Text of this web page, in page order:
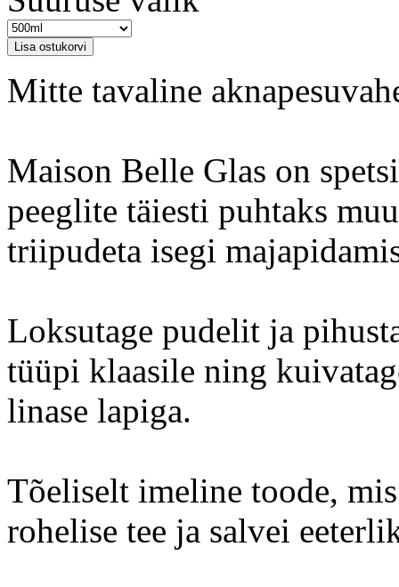
Mitte tavaline
Maison Belle Glas on
peeglite täiesti puhtaks
triipudeta isegi
Loksutage pudelit ja
tüüpi klaasile ning
linase lapiga.
Tõeliselt imeline toode,
rohelise tee ja salvei